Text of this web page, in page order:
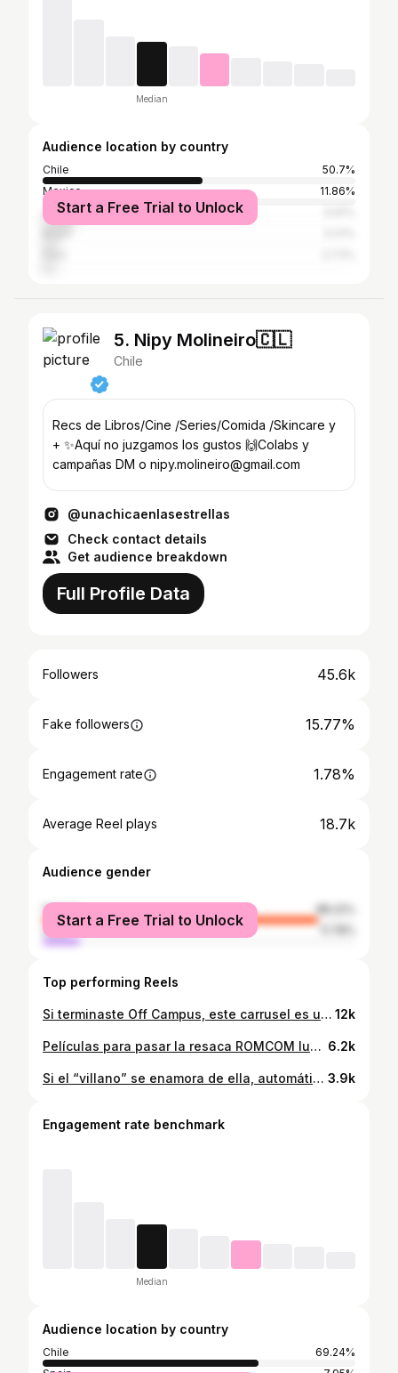
Median
Audience location by country
Chile
50.7%
Mexico
11.86%
Argentina
Start a Free Trial to Unlock
5. Nipy Molineiro🇨🇱
Chile
Recs de Libros/Cine /Series/Comida /Skincare y
+ ✨Aquí no juzgamos los gustos 🙌Colabs y
campañas DM o nipy.molineiro@gmail.com
@unachicaenlasestrellas
Check contact details
Get audience breakdown
Full Profile Data
Followers 45.6k
Fake followers 15.77%
Engagement rate 1.78%
Average Reel plays 18.7k
Audience gender
female
88.22%
male
Start a Free Trial to Unlock
Top performing Reels
Si terminaste Off Campus, este carrusel es un servicio público con películas para sonbevar la resaca de OFF CAMPUS. Estas son algunas películas que pueden ayudarte a sobrellevar el duelo (o empeorarlo, porque vas a querer enamorarte otra vez). Tengo más pero ¿Cuál agregarías a la lista? 👇 #offcampus #recomendacionpelicula #cine #peliculas #fyp 12k
Películas para pasar la resaca ROMCOM luego de ver MENSAJES DE VOZ PARA ISABELLE. Estas pelis son comedias románticas dramáticas que te harán vibrar bonito y ganar de ser amada así. Se viene parte 2 mis reinas #voicemailsforisabelle #mensajesdevozparaisabelle #netflix #romcom #peliculas 6.2k
Si el “villano” se enamora de ella, automáticamente tengo interés en la historia. 🤭 Libros donde el villano se enamora de la protagonista y, de repente, el mundo entero deja de importarle. ¿Eres una villain lover? #villainlove #recomendacionliteraria #villain #romantasy #darkromance 3.9k
Engagement rate benchmark
Median
Audience location by country
Chile
69.24%